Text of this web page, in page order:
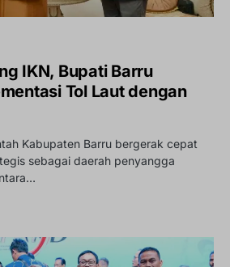
IKN, Bupati Barru
Tol Laut dengan
Kabupaten Barru bergerak cepat
sebagai daerah penyangga